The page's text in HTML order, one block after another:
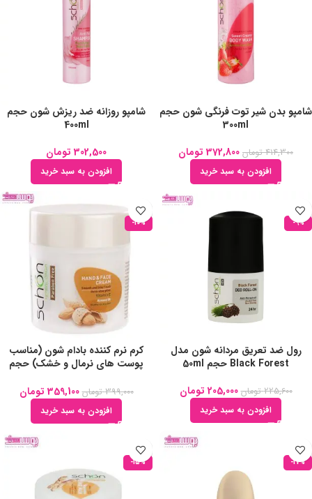
شامپو بدن شیر توت فرنگی شون حجم
300ml
414,300 تومان 372,800 تومان
افزودن به سبد خرید
شامپو روزانه ضد ریزش شون حجم
400ml
302,500 تومان
افزودن به سبد خرید
-9%
رول ضد تعریق مردانه شون مدل
Black Forest حجم 50ml
225,600 تومان 205,000 تومان
افزودن به سبد خرید
-10%
کرم نرم کننده بادام شون (مناسب
پوست های نرمال و خشک) حجم
399,000 تومان 359,100 تومان
افزودن به سبد خرید
-17%
-15%